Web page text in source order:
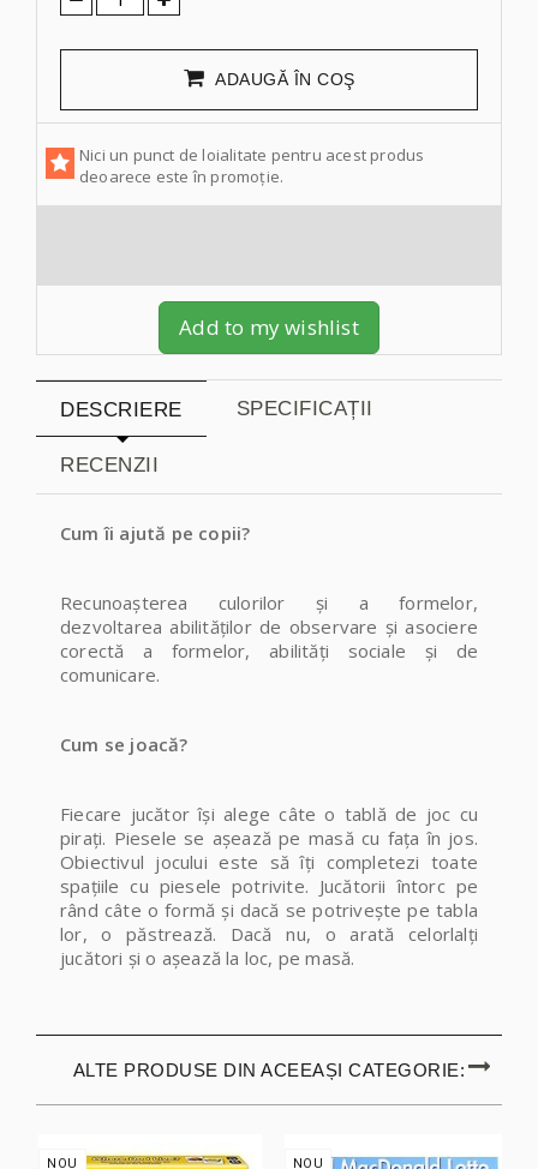
ADAUGĂ ÎN COŞ
Nici un punct de loialitate pentru acest produs
deoarece este în promoție.
Add to my wishlist
DESCRIERE SPECIFICAȚII
RECENZII
Cum îi ajută pe copii?
Recunoașterea culorilor și a formelor,
dezvoltarea abilităților de observare și asociere
corectă a formelor, abilități sociale și de
comunicare.
Cum se joacă?
Fiecare jucător își alege câte o tablă de joc cu
pirați. Piesele se așează pe masă cu fața în jos.
Obiectivul jocului este să îți completezi toate
spațiile cu piesele potrivite. Jucătorii întorc pe
rând câte o formă și dacă se potrivește pe tabla
lor, o păstrează. Dacă nu, o arată celorlalți
jucători și o așează la loc, pe masă.
ALTE PRODUSE DIN ACEEAȘI CATEGORIE:
NOU NOU